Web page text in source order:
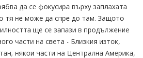
да се фокусира върху заплахата
тя не може да спре до там. Защото
ще се запази в продължение
части на света - Близкия изток,
някои части на Централна Америка,